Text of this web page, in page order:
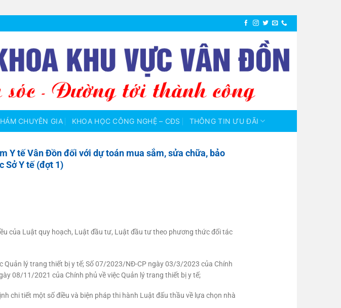
CHUYÊN GIA KHOA HỌC CÔNG NGHỆ – CĐS THÔNG TIN ƯU ĐÃI
Y tế Vân Đồn đối với dự toán mua sắm, sửa chữa, bảo
Sở Y tế (đợt 1)
của Luật quy hoạch, Luật đầu tư, Luật đầu tư theo phương thức đối tác
lý trang thiết bị y tế; Số 07/2023/NĐ-CP ngày 03/3/2023 của Chính
08/11/2021 của Chính phủ về việc Quản lý trang thiết bị y tế;
chi tiết một số điều và biện pháp thi hành Luật đấu thầu về lựa chọn nhà